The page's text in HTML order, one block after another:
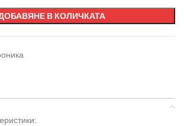
В КОЛИЧКАТА